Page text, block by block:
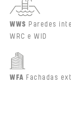
WWS Paredes
WRC e WID
WFA Fachadas